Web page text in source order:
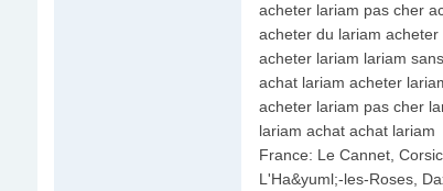
acheter lariam pas cher
acheter du lariam
acheter lariam lariam
achat lariam acheter
acheter lariam pas cher
lariam achat achat lariam
France: Le Cannet,
L'Ha&yuml;-les-Roses,